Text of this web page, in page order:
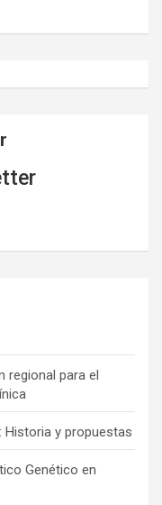
regional para el
Historia y propuestas
Genético en